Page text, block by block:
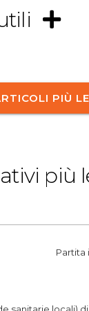
PIÙ
più
Partita